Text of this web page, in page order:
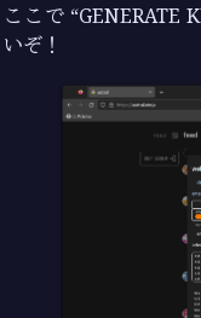
ここで “GENERATE
いぞ！